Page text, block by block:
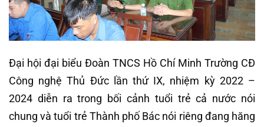
Đại hội đại biểu Đoàn TNCS Hồ Chí Minh Trường CĐ
Công nghệ Thủ Đức lần thứ IX, nhiệm kỳ 2022 –
2024 diễn ra trong bối cảnh tuổi trẻ cả nước nói
chung và tuổi trẻ Thành phố Bác nói riêng đang hăng